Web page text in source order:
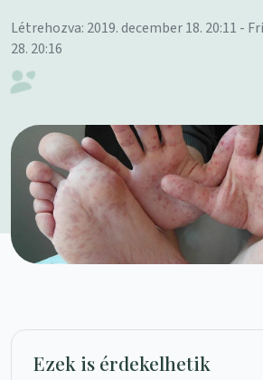
Létrehozva: 2019. december 18. 20:11 -
28. 20:16
Ezek is érdekelhetik